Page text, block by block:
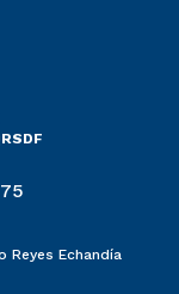
Reyes Echandía